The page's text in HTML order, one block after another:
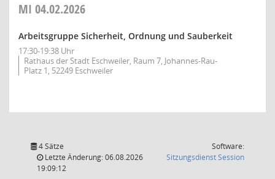
MI 04.02.2026
Arbeitsgruppe Sicherheit, Ordnung und Sauberkeit
17:30-19:38 Uhr
Rathaus der Stadt Eschweiler, Raum 7, Johannes-Rau-
Platz 1, 52249 Eschweiler
4 Sätze
Letzte Änderung: 06.08.2026
19:09:12
Software:
SitzungsdienstSession(Wird in